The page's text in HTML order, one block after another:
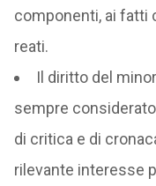
componenti, ai fatti
reati.
Il diritto del
sempre
di critica e di
rilevante interesse